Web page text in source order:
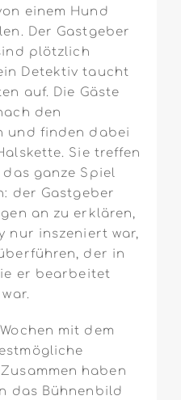
einem Hund
Der Gastgeber
plötzlich
Detektiv taucht
auf. Die Gäste
den
und finden dabei
Sie treffen
ganze Spiel
der Gastgeber
an zu erklären,
nur inszeniert war,
der in
er bearbeitet
mit dem
haben
das Bühnenbild